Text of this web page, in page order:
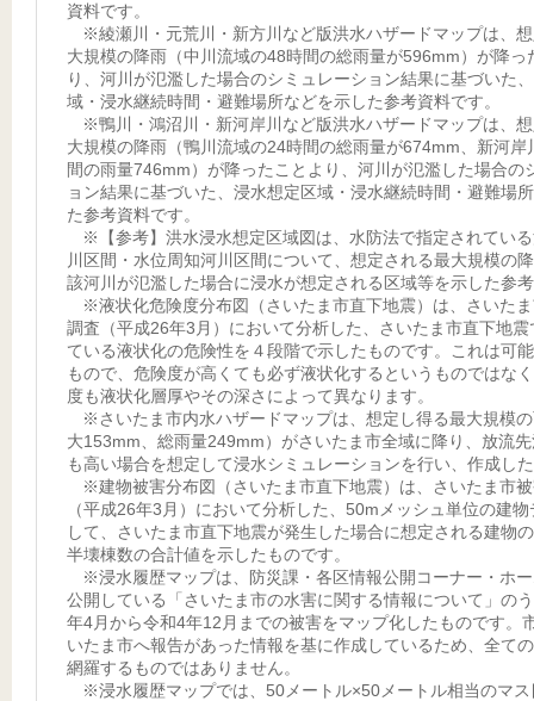
資料です。
※綾瀬川・元荒川・新方川など版洪水ハザードマップは、
大規模の降雨（中川流域の48時間の総雨量が596mm）が降っ
り、河川が氾濫した場合のシミュレーション結果に基づいた
域・浸水継続時間・避難場所などを示した参考資料です。
※鴨川・鴻沼川・新河岸川など版洪水ハザードマップは、
大規模の降雨（鴨川流域の24時間の総雨量が674mm、新河岸
間の雨量746mm）が降ったことより、河川が氾濫した場合の
ョン結果に基づいた、浸水想定区域・浸水継続時間・避難場
た参考資料です。
※【参考】洪水浸水想定区域図は、水防法で指定されてい
川区間・水位周知河川区間について、想定される最大規模の
該河川が氾濫した場合に浸水が想定される区域等を示した参
※液状化危険度分布図（さいたま市直下地震）は、さいた
調査（平成26年3月）において分析した、さいたま市直下地震
ている液状化の危険性を４段階で示したものです。これは可
もので、危険度が高くても必ず液状化するというものではな
度も液状化層厚やその深さによって異なります。
※さいたま市内水ハザードマップは、想定し得る最大規模
大153mm、総雨量249mm）がさいたま市全域に降り、放流
も高い場合を想定して浸水シミュレーションを行い、作成し
※建物被害分布図（さいたま市直下地震）は、さいたま市
（平成26年3月）において分析した、50mメッシュ単位の建
して、さいたま市直下地震が発生した場合に想定される建物
半壊棟数の合計値を示したものです。
※浸水履歴マップは、防災課・各区情報公開コーナー・ホ
公開している「さいたま市の水害に関する情報について」の
年4月から令和4年12月までの被害をマップ化したものです。
いたま市へ報告があった情報を基に作成しているため、全て
網羅するものではありません。
※浸水履歴マップでは、50メートル×50メートル相当のマ